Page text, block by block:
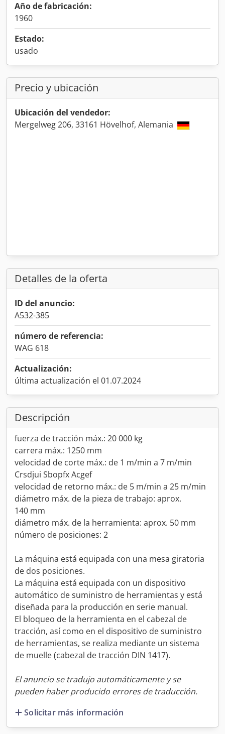
Año de fabricación:
1960
Estado:
usado
Precio y ubicación
Ubicación del vendedor:
Mergelweg 206, 33161 Hövelhof, Alemania
Detalles de la oferta
ID del anuncio:
A532-385
número de referencia:
WAG 618
Actualización:
última actualización el 01.07.2024
Descripción
fuerza de tracción máx.: 20 000 kg
carrera máx.: 1250 mm
velocidad de corte máx.: de 1 m/min a 7 m/min
Crsdjui Sbopfx Acgef
velocidad de retorno máx.: de 5 m/min a 25 m/min
diámetro máx. de la pieza de trabajo: aprox.
140 mm
diámetro máx. de la herramienta: aprox. 50 mm
número de posiciones: 2
La máquina está equipada con una mesa giratoria
de dos posiciones.
La máquina está equipada con un dispositivo
automático de suministro de herramientas y está
diseñada para la producción en serie manual.
El bloqueo de la herramienta en el cabezal de
tracción, así como en el dispositivo de suministro
de herramientas, se realiza mediante un sistema
de muelle (cabezal de tracción DIN 1417).
El anuncio se tradujo automáticamente y se
pueden haber producido errores de traducción.
Solicitar más información